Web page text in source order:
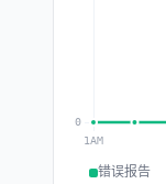
错误报告